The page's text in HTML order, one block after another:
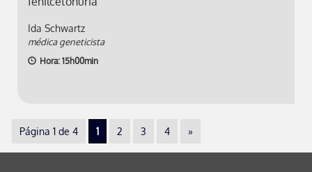
Ida Schwartz
médica geneticista
Hora: 15h00min
Página 1 de 4 1 2 3 4 »